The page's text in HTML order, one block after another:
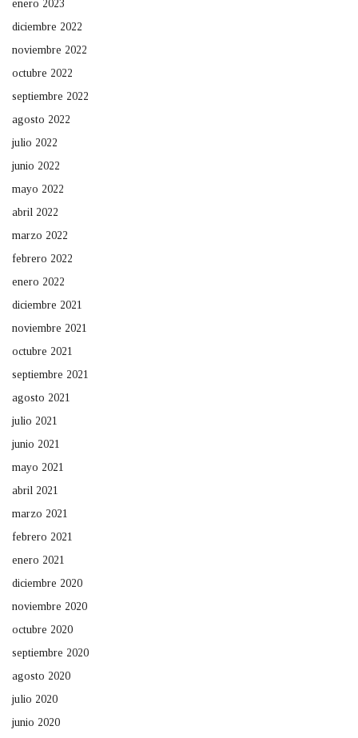
enero 2023
diciembre 2022
noviembre 2022
octubre 2022
septiembre 2022
agosto 2022
julio 2022
junio 2022
mayo 2022
abril 2022
marzo 2022
febrero 2022
enero 2022
diciembre 2021
noviembre 2021
octubre 2021
septiembre 2021
agosto 2021
julio 2021
junio 2021
mayo 2021
abril 2021
marzo 2021
febrero 2021
enero 2021
diciembre 2020
noviembre 2020
octubre 2020
septiembre 2020
agosto 2020
julio 2020
junio 2020